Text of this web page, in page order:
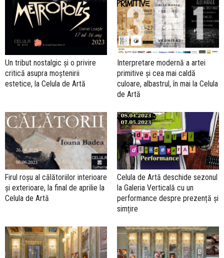
Un tribut nostalgic și o privire
critică asupra moștenirii
estetice, la Celula de Artă
Interpretare modernă a artei
primitive și cea mai caldă
culoare, albastrul, în mai la Celula
de Artă
Firul roșu al călătoriilor interioare
și exterioare, la final de aprilie la
Celula de Artă
Celula de Artă deschide sezonul
la Galeria Verticală cu un
performance despre prezență și
simțire